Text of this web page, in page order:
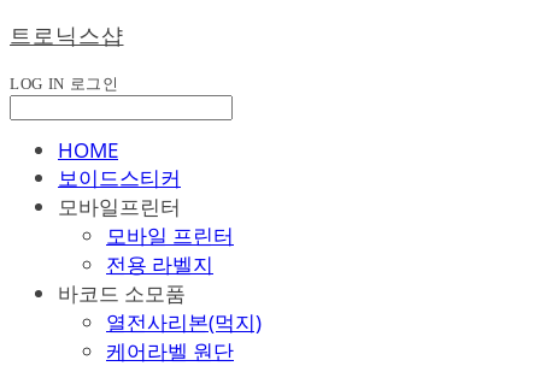
트로닉스샵
LOG IN 로그인
HOME
보이드스티커
모바일프린터
모바일 프린터
전용 라벨지
바코드 소모품
열전사리본(먹지)
케어라벨 원단